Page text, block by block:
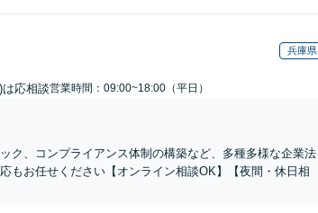
兵庫県
応相談営業時間：09:00~18:00（平日）
ク、コンプライアンス体制の構築など、多種多様な企業法
もお任せください【オンライン相談OK】【夜間・休日相